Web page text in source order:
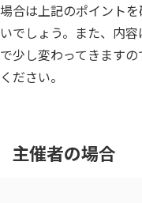
場合は上記のポイント
いでしょう。また、内
で少し変わってきます
ください。
主催者の場合